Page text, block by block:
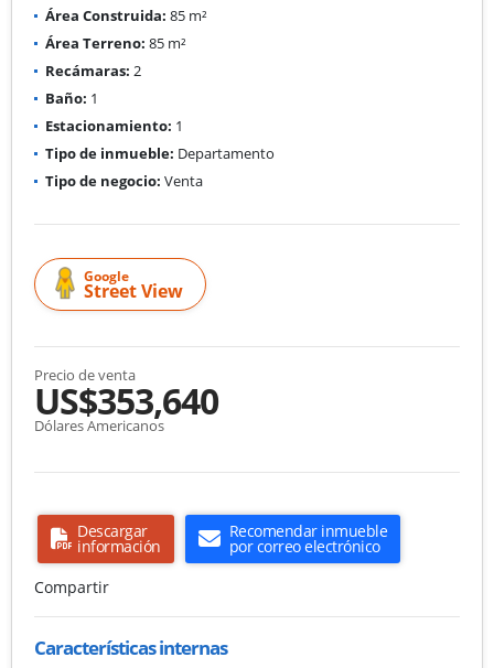
Área Construida: 85 m²
Área Terreno: 85 m²
Recámaras: 2
Baño: 1
Estacionamiento: 1
Tipo de inmueble: Departamento
Tipo de negocio: Venta
Google
Street View
Precio de venta
US$353,640
Dólares Americanos
Descargar
información
Recomendar inmueble
por correo electrónico
Compartir
Características internas